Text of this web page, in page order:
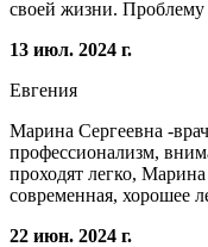
своей жизни.
13 июл. 2024 г.
Евгения
Марина Сергеевна -
профессионализм,
проходят легко,
современная, хорошее
22 июн. 2024 г.